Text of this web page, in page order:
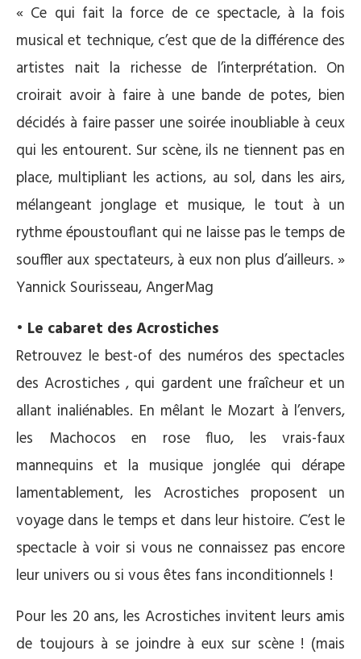
« Ce qui fait la force de ce spectacle, à la fois
musical et technique, c’est que de la différence des
artistes nait la richesse de l’interprétation. On
croirait avoir à faire à une bande de potes, bien
décidés à faire passer une soirée inoubliable à ceux
qui les entourent. Sur scène, ils ne tiennent pas en
place, multipliant les actions, au sol, dans les airs,
mélangeant jonglage et musique, le tout à un
rythme époustouflant qui ne laisse pas le temps de
souffler aux spectateurs, à eux non plus d’ailleurs. »
Yannick Sourisseau, AngerMag
• Le cabaret des Acrostiches
Retrouvez le best-of des numéros des spectacles
des Acrostiches , qui gardent une fraîcheur et un
allant inaliénables. En mêlant le Mozart à l’envers,
les Machocos en rose fluo, les vrais-faux
mannequins et la musique jonglée qui dérape
lamentablement, les Acrostiches proposent un
voyage dans le temps et dans leur histoire. C’est le
spectacle à voir si vous ne connaissez pas encore
leur univers ou si vous êtes fans inconditionnels !
Pour les 20 ans, les Acrostiches invitent leurs amis
de toujours à se joindre à eux sur scène ! (mais